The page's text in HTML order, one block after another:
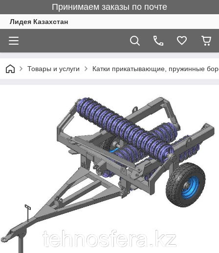
Принимаем заказы по почте
Лидея Казахстан
Товары и услуги Катки прикатывающие, пружинные